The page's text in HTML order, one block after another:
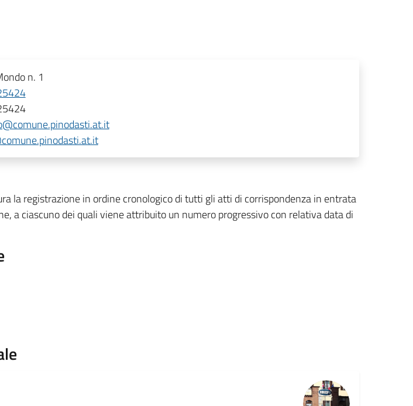
n. 1
la registrazione in ordine cronologico di tutti gli atti di corrispondenza in entrata
a ciascuno dei quali viene attribuito un numero progressivo con relativa data di